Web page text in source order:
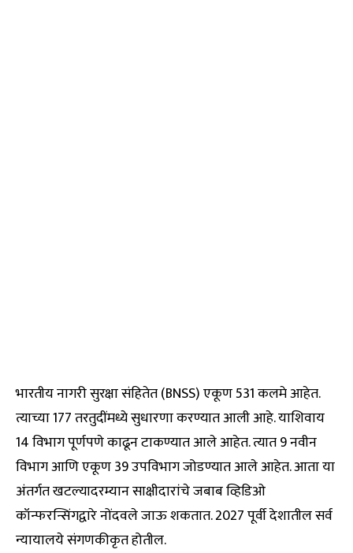
भारतीय नागरी सुरक्षा संहितेत (BNSS) एकूण 531 कलमे आहेत.
त्याच्या 177 तरतुदींमध्ये सुधारणा करण्यात आली आहे. याशिवाय
14 विभाग पूर्णपणे काढून टाकण्यात आले आहेत. त्यात 9 नवीन
विभाग आणि एकूण 39 उपविभाग जोडण्यात आले आहेत. आता या
अंतर्गत खटल्यादरम्यान साक्षीदारांचे जबाब व्हिडिओ
कॉन्फरन्सिंगद्वारे नोंदवले जाऊ शकतात. 2027 पूर्वी देशातील सर्व
न्यायालये संगणकीकृत होतील.